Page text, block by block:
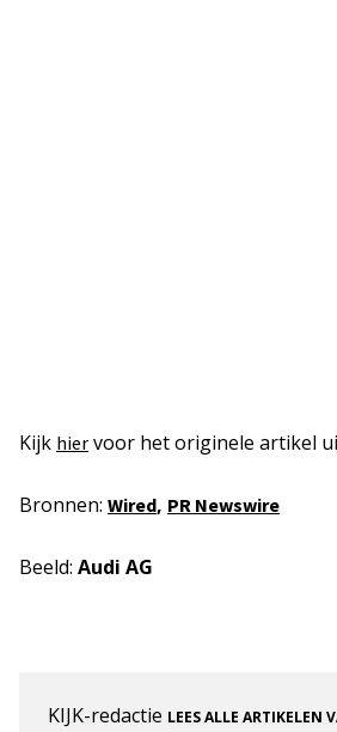
Kijk hier voor het originele artikel
Bronnen: Wired, PR Newswire
Beeld: Audi AG
KIJK-redactie LEES ALLE ARTIKELEN